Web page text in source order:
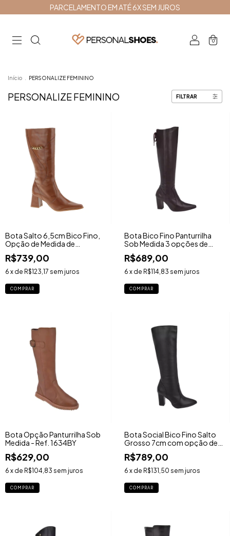
PARCELAMENTO EM ATÉ 6X SEM JUROS
0
Início PERSONALIZE FEMININO
PERSONALIZE FEMININO FILTRAR
Bota Salto 6,5cm Bico Fino,
Opção de Medida de
Panturrílha - Ref. 787DB
R$739,00
6 x de R$123,17 sem juros
COMPRAR
Bota Bico Fino Panturrilha
Sob Medida 3 opções de
Salto e 2 de Sola - 1475BY
R$689,00
6 x de R$114,83 sem juros
COMPRAR
Bota Opção Panturrilha Sob
Medida - Ref. 1634BY
R$629,00
6 x de R$104,83 sem juros
COMPRAR
Bota Social Bico Fino Salto
Grosso 7cm com opção de
Panturrilha Sob Medida - Ref.
6585TR
R$789,00
6 x de R$131,50 sem juros
COMPRAR